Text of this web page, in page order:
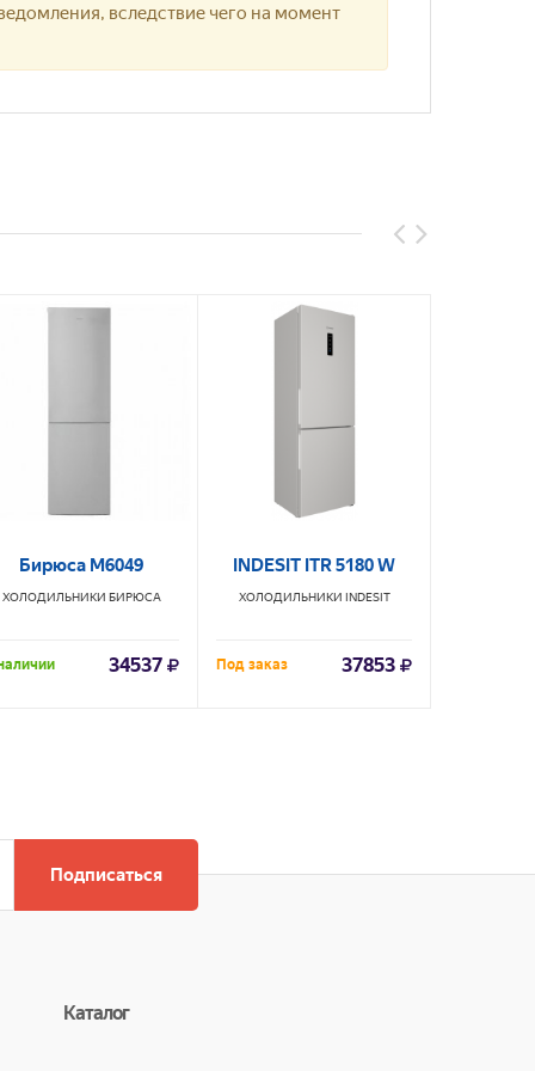
вследствие чего на момент
Бирюса М6049
ХОЛОДИЛЬНИКИ БИРЮСА
34537
INDESIT ITR 5180 W
ХОЛОДИЛЬНИКИ INDESIT
Под заказ 37853
Подписаться
Каталог